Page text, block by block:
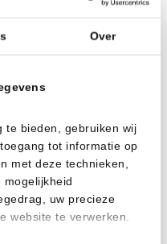
Over
te bieden, gebruiken wij
tot informatie op
met deze technieken,
uw precieze
website te verwerken.
si…?
hoy si hubieras
En
Desde